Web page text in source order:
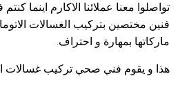
تواصلوا معنا عملائنا الاكارم اينما
فنين مختصين بتركيب الغسالات
ماركاتها بمهارة و احتراف.
هذا و يقوم فني صحي تركيب غسالات